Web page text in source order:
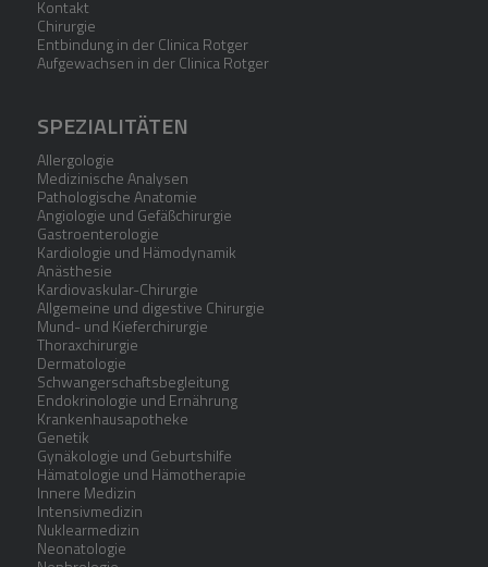
Kontakt
Chirurgie
Entbindung in der Clinica Rotger
Aufgewachsen in der Clinica Rotger
SPEZIALITÄTEN
Allergologie
Medizinische Analysen
Pathologische Anatomie
Angiologie und Gefäßchirurgie
Gastroenterologie
Kardiologie und Hämodynamik
Anästhesie
Kardiovaskular-Chirurgie
Allgemeine und digestive Chirurgie
Mund- und Kieferchirurgie
Thoraxchirurgie
Dermatologie
Schwangerschaftsbegleitung
Endokrinologie und Ernährung
Krankenhausapotheke
Genetik
Gynäkologie und Geburtshilfe
Hämatologie und Hämotherapie
Innere Medizin
Intensivmedizin
Nuklearmedizin
Neonatologie